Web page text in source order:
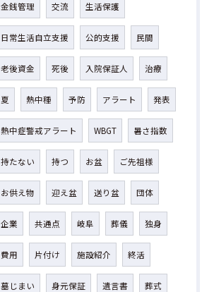
金銭管理 交流 生活保護
日常生活自立支援 公的支援 民間
老後資金 死後 入院保証人 治療
夏 熱中種 予防 アラート 発表
熱中症警戒アラート WBGT 暑さ指数
持たない 持つ お盆 ご先祖様
お供え物 迎え盆 送り盆 団体
企業 共通点 岐阜 葬儀 独身
費用 片付け 施設紹介 終活
墓じまい 身元保証 遺言書 葬式